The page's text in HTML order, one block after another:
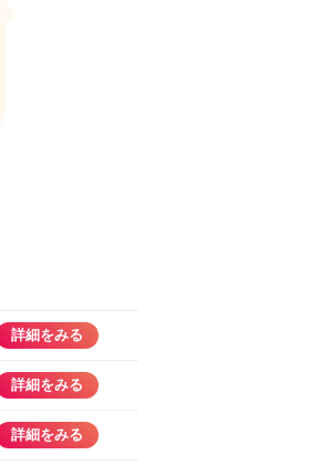
詳細をみる
詳細をみる
詳細をみる